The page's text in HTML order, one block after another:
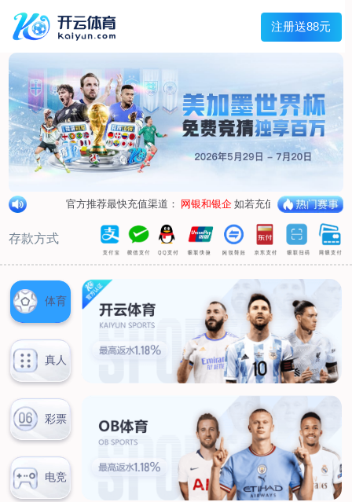
Menu
网站首页
关于我们
产品中心
荣誉资质
厂区设备
人才招聘
新闻中心
销售网点